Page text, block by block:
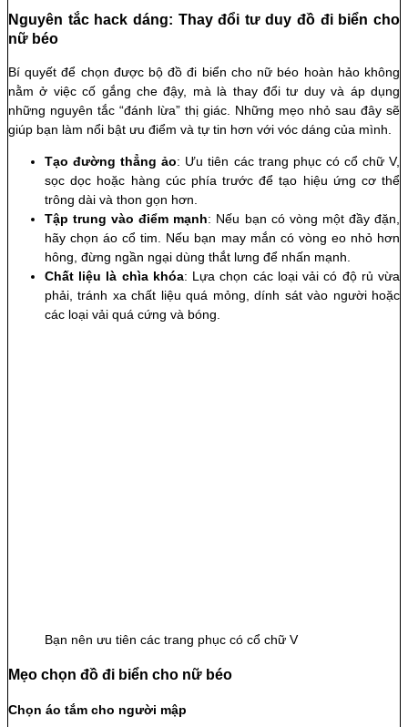
Nguyên tắc hack dáng: Thay đổi tư duy đồ đi biển cho
nữ béo
Bí quyết để chọn được bộ đồ đi biển cho nữ béo hoàn hảo không
nằm ở việc cố gắng che đậy, mà là thay đổi tư duy và áp dụng
những nguyên tắc “đánh lừa” thị giác. Những mẹo nhỏ sau đây sẽ
giúp bạn làm nổi bật ưu điểm và tự tin hơn với vóc dáng của mình.
Tạo đường thẳng ảo: Ưu tiên các trang phục có cổ chữ V,
sọc dọc hoặc hàng cúc phía trước để tạo hiệu ứng cơ thể
trông dài và thon gọn hơn.
Tập trung vào điểm mạnh: Nếu bạn có vòng một đầy đặn,
hãy chọn áo cổ tim. Nếu bạn may mắn có vòng eo nhỏ hơn
hông, đừng ngần ngại dùng thắt lưng để nhấn mạnh.
Chất liệu là chìa khóa: Lựa chọn các loại vải có độ rủ vừa
phải, tránh xa chất liệu quá mỏng, dính sát vào người hoặc
các loại vải quá cứng và bóng.
Bạn nên ưu tiên các trang phục có cổ chữ V
Mẹo chọn đồ đi biển cho nữ béo
Chọn áo tắm cho người mập